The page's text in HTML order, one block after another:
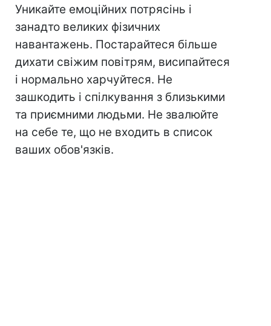
Уникайте емоційних потрясінь і
занадто великих фізичних
навантажень. Постарайтеся більше
дихати свіжим повітрям, висипайтеся
і нормально харчуйтеся. Не
зашкодить і спілкування з близькими
та приємними людьми. Не звалюйте
на себе те, що не входить в список
ваших обов'язків.